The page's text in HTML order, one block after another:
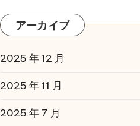
アーカイブ
2025 年 12 月
2025 年 11 月
2025 年 7 月